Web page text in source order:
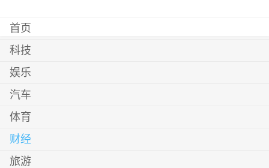
首页
科技
娱乐
汽车
体育
财经
旅游